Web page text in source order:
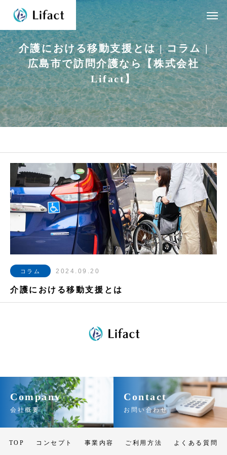
介護における移動支援とは | コラム |
広島市で訪問介護なら【株式会社
Lifact】
コラム 2024.09.20
介護における移動支援とは
Company
会社概要
Contact
お問い合わせ
TOP コンセプト 事業内容 ご利用方法 よくある質問